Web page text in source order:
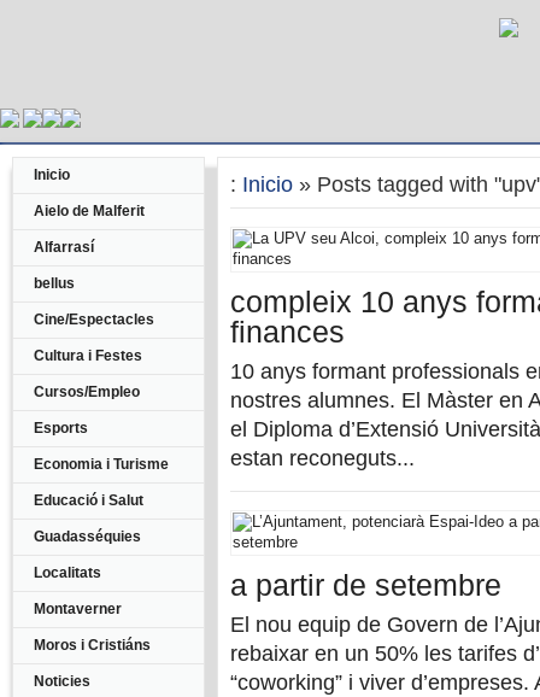
Inicio
Aielo de Malferit
Alfarrasí
bellus
Cine/Espectacles
Cultura i Festes
Cursos/Empleo
Esports
Economia i Turisme
Educació i Salut
Guadasséquies
Localitats
Montaverner
Moros i Cristiáns
Noticies
: Inicio » Posts tagged with
compleix 10 anys
finances
10 anys formant professionals
nostres alumnes. El Màster en
el Diploma d’Extensió
estan reconeguts...
a partir de setembre
El nou equip de Govern de
rebaixar en un 50% les tarifes
“coworking” i viver